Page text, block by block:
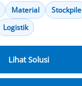
Material
Stockpile
Logistik
Lihat Solusi